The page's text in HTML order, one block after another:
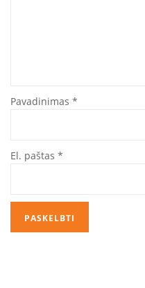
Pavadinimas *
El. paštas *